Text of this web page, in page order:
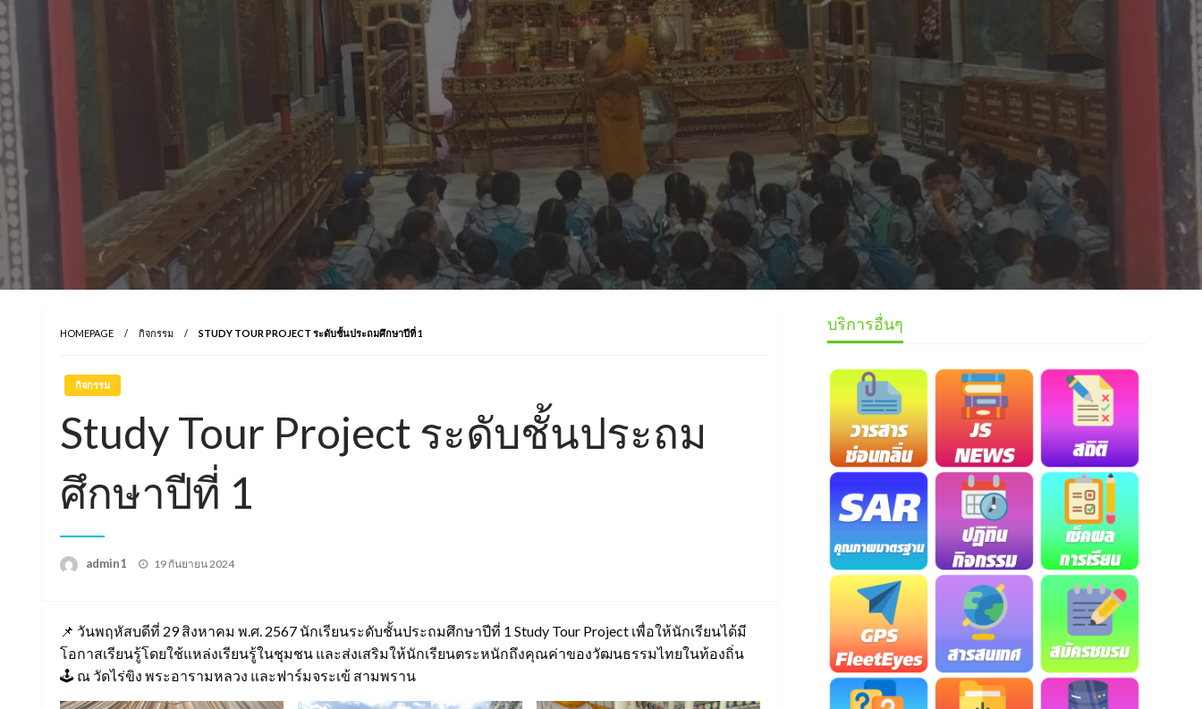
HOMEPAGE กิจกรรม STUDY TOUR PROJECT ระดับชั้นประถมศึกษาปีที่ 1
กิจกรรม
Study Tour Project ระดับชั้นประถม
ศึกษาปีที่ 1
admin1
Posted
19 กันยายน 2024
📌 วันพฤหัสบดีที่ 29 สิงหาคม พ.ศ. 2567 นักเรียนระดับชั้นประถมศึกษาปีที่ 1 Study Tour Project เพื่อให้นักเรียนได้มี
โอกาสเรียนรู้โดยใช้แหล่งเรียนรู้ในชุมชน และส่งเสริมให้นักเรียนตระหนักถึงคุณค่าของวัฒนธรรมไทยในท้องถิ่น
🕹 ณ วัดไร่ขิง พระอารามหลวง และฟาร์มจระเข้ สามพราน
บริการอื่นๆ